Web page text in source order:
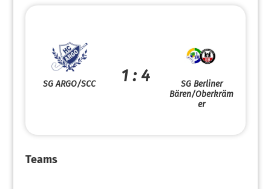
SG ARGO/SCC 1 : 4
SG Berliner
Bären/Oberkräm
er
Teams